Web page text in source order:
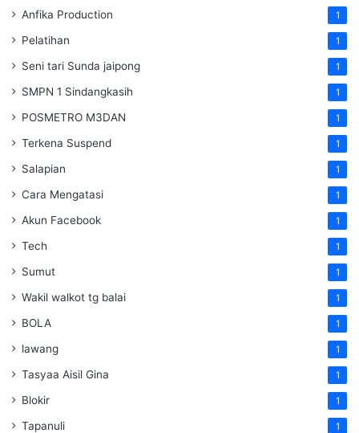
Anfika Production 1
Pelatihan 1
Seni tari Sunda jaipong 1
SMPN 1 Sindangkasih 1
POSMETRO M3DAN 1
Terkena Suspend 1
Salapian 1
Cara Mengatasi 1
Akun Facebook 1
Tech 1
Sumut 1
Wakil walkot tg balai 1
BOLA 1
lawang 1
Tasyaa Aisil Gina 1
Blokir 1
Tapanuli 1